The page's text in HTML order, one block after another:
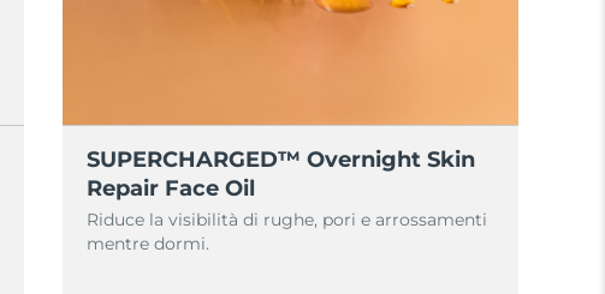
SUPERCHARGED™ Overnight Skin
Repair Face Oil
Riduce la visibilità di rughe, pori e arrossamenti
mentre dormi.